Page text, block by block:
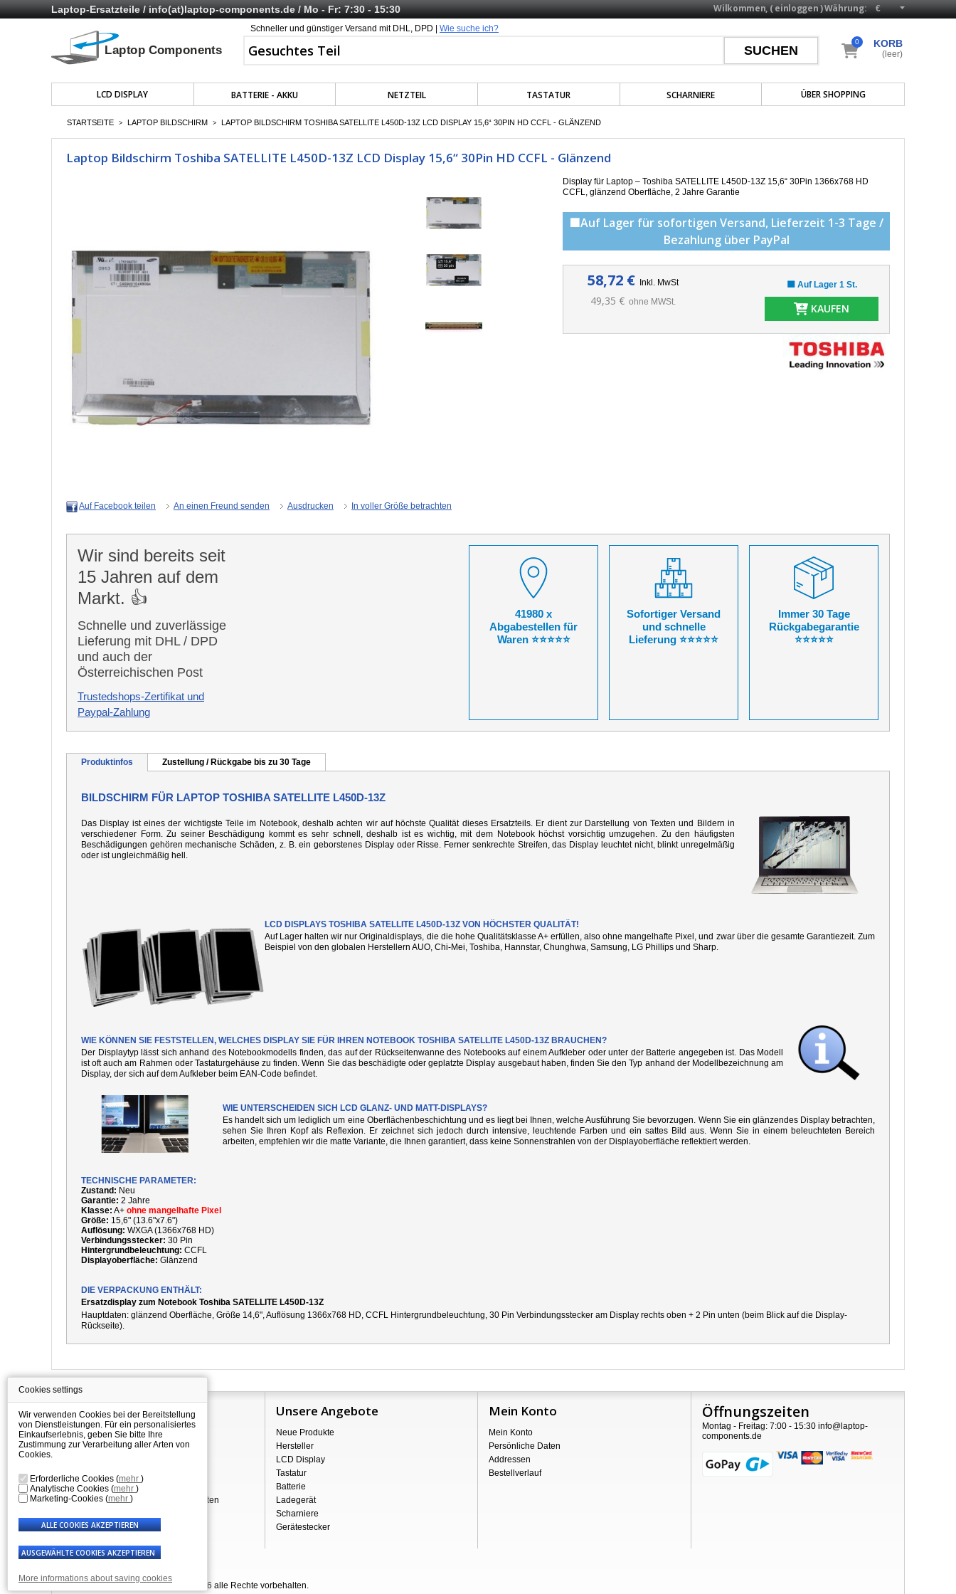
Laptop-Ersatzteile /info(at)laptop-components.de/ Mo - Fr: 7:30 - 15:30 Währung:
Wilkommen, (einloggen)
Schneller und günstiger Versand mit DHL, DPD | Wie suche ich?
LCD DISPLAY BATTERIE - AKKU NETZTEIL TASTATUR SCHARNIERE ÜBER SHOPPING
KORB
0
(leer)
STARTSEITE > LAPTOP BILDSCHIRM > LAPTOP BILDSCHIRM TOSHIBA SATELLITE L450D-13Z LCD DISPLAY 15,6“ 30PIN HD CCFL - GLÄNZEND
Laptop Bildschirm Toshiba SATELLITE L450D-13Z LCD Display 15,6“ 30Pin HD CCFL - Glänzend
Display für Laptop – Toshiba SATELLITE L450D-13Z 15,6“ 30Pin 1366x768 HD
CCFL, g länzend Oberfläche, 2 Jahre Garantie
🟩Auf Lager für sofortigen Versand, Lieferzeit 1-3 Tage /
Bezahlung über PayPal
58,72 € Inkl. MwSt
49,35 € ohne MWSt.
🟩 Auf Lager 1 St.
KAUFEN
Auf Facebook teilen An einen Freund senden Ausdrucken In voller Größe betrachten
Wir sind bereits seit
15 Jahren auf dem
Markt. 👍
Schnelle und zuverlässige
Lieferung mit DHL / DPD
und auch der
Österreichischen Post
Trustedshops-Zertifikat und
Paypal-Zahlung
41980 x
Abgabestellen für
Waren ⭐⭐⭐⭐⭐
Sofortiger Versand
und schnelle
Lieferung ⭐⭐⭐⭐⭐
Immer 30 Tage
Rückgabegarantie
⭐⭐⭐⭐⭐
Produktinfos Zustellung / Rückgabe bis zu 30 Tage
BILDSCHIRM FÜR LAPTOP TOSHIBA SATELLITE L450D-13Z
Das Display ist eines der wichtigste Teile im Notebook, deshalb achten wir auf höchste Qualität dieses Ersatzteils. Er dient zur Darstellung von Texten und Bildern in
verschiedener Form. Zu seiner Beschädigung kommt es sehr schnell, deshalb ist es wichtig, mit dem Notebook höchst vorsichtig umzugehen. Zu den häufigsten
Beschädigungen gehören mechanische Schäden, z. B. ein geborstenes Display oder Risse. Ferner senkrechte Streifen, das Display leuchtet nicht, blinkt unregelmäßig
oder ist ungleichmäßig hell.
LCD DISPLAYS TOSHIBA SATELLITE L450D-13Z VON HÖCHSTER QUALITÄT!
Auf Lager halten wir nur Originaldisplays, die die hohe Qualitätsklasse A+ erfüllen, also ohne mangelhafte Pixel, und zwar über die gesamte Garantiezeit. Zum
Beispiel von den globalen Herstellern AUO, Chi-Mei, Toshiba, Hannstar, Chunghwa, Samsung, LG Phillips und Sharp.
WIE KÖNNEN SIE FESTSTELLEN, WELCHES DISPLAY SIE FÜR IHREN NOTEBOOK TOSHIBA SATELLITE L450D-13Z BRAUCHEN?
Der Displaytyp lässt sich anhand des Notebookmodells finden, das auf der Rückseitenwanne des Notebooks auf einem Aufkleber oder unter der Batterie angegeben ist. Das Modell
ist oft auch am Rahmen oder Tastaturgehäuse zu finden. Wenn Sie das beschädigte oder geplatzte Display ausgebaut haben, finden Sie den Typ anhand der Modellbezeichnung am
Display, der sich auf dem Aufkleber beim EAN-Code befindet.
WIE UNTERSCHEIDEN SICH LCD GLANZ- UND MATT-DISPLAYS?
Es handelt sich um lediglich um eine Oberflächenbeschichtung und es liegt bei Ihnen, welche Ausführung Sie bevorzugen. Wenn Sie ein glänzendes Display betrachten,
sehen Sie Ihren Kopf als Reflexion. Er zeichnet sich jedoch durch intensive, leuchtende Farben und ein sattes Bild aus. Wenn Sie in einem beleuchteten Bereich
arbeiten, empfehlen wir die matte Variante, die Ihnen garantiert, dass keine Sonnenstrahlen von der Displayoberfläche reflektiert werden.
TECHNISCHE PARAMETER:
Zustand: Neu
Garantie: 2 Jahre
Klasse: A+ ohne mangelhafte Pixel
Größe: 15,6" (13.6"x7.6")
Auflösung: WXGA (1366x768 HD)
Verbindungsstecker: 30 Pin
Hintergrundbeleuchtung: CCFL
Displayoberfläche: Glänzend
DIE VERPACKUNG ENTHÄLT:
Ersatzdisplay zum Notebook Toshiba SATELLITE L450D-13Z
Hauptdaten: g länzend Oberfläche, Größe 14,6", Auflösung 1366x768 HD, CCFL Hintergrundbeleuchtung, 30 Pin Verbindungsstecker am Display rechts oben + 2 Pin unten (beim Blick auf die Display-
Rückseite).
Information
Über Shopping
Versand
Reklamation & Widerrufsrecht
Geschäftsbedingungen
Verarbeitung personenbezogener Daten
Unsere Angebote
Neue Produkte
Hersteller
LCD Display
Tastatur
Batterie
Ladegerät
Scharniere
Gerätestecker
Mein Konto
Mein Konto
Persönliche Daten
Addressen
Bestellverlauf
Öffnungszeiten
Montag - Freitag: 7:00 - 15:30 info@laptop-
components.de
© Laptop-Components.de 2007 - 2026 alle Rechte vorbehalten.
Cookies settings
Wir verwenden Cookies bei der Bereitstellung
von Dienstleistungen. Für ein personalisiertes
Einkaufserlebnis, geben Sie bitte Ihre
Zustimmung zur Verarbeitung aller Arten von
Cookies.
Erforderliche Cookies (mehr )
Analytische Cookies (mehr )
Marketing-Cookies (mehr )
More informations about saving cookies